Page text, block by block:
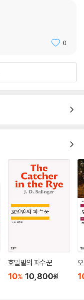
0
호밀밭의 파수꾼
10% 10,800원